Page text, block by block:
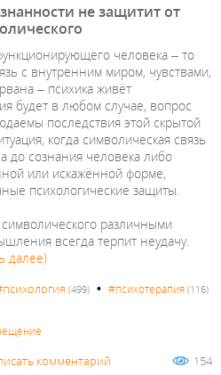
не защитит от
человека – то
с внутренним миром, чувствами,
– психика живёт
будет в любом случае, вопрос
последствия этой скрытой
когда символическая связь
до сознания человека либо
или искажённой форме,
психологические защиты.
различными
всегда терпит неудачу.
далее)
(499) • #психотерапия (116)
комментарий 154